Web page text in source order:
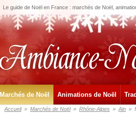
Le guide de Noël en France : marchés de Noël,
Marchés de Noël Animations de Noël
Accueil » Marchés de Noël » Rhône-Alpes » Ain »